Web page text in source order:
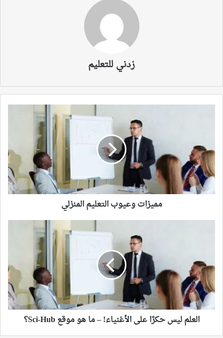
زدني للتعليم
مميزات وعيوب التعليم المنزلي
الأغنياء!
–
ما
هو
موقع
العلم ليس حكرًا على الأغنياء! – ما هو موقع Sci-Hub؟